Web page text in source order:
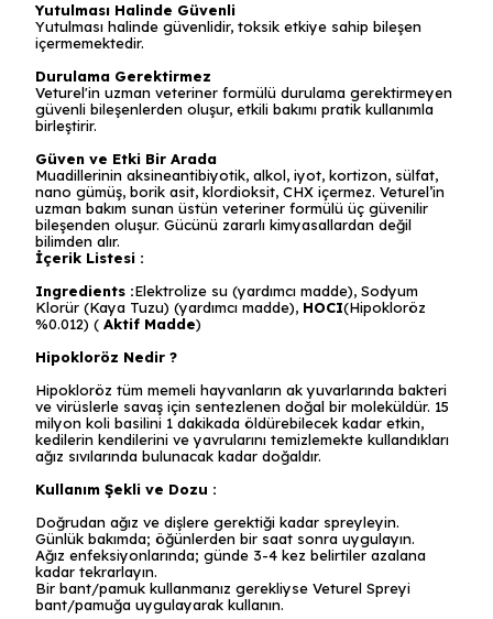
Yutulması Halinde Güvenli
Yutulması halinde güvenlidir, toksik etkiye sahip bileşen
içermemektedir.
Durulama Gerektirmez
Veturel'in uzman veteriner formülü durulama gerektirmeyen
güvenli bileşenlerden oluşur, etkili bakımı pratik kullanımla
birleştirir.
Güven ve Etki Bir Arada
Muadillerinin aksineantibiyotik, alkol, iyot, kortizon, sülfat,
nano gümüş, borik asit, klordioksit, CHX içermez. Veturel’in
uzman bakım sunan üstün veteriner formülü üç güvenilir
bileşenden oluşur. Gücünü zararlı kimyasallardan değil
bilimden alır.
İçerik Listesi :
Ingredients :Elektrolize su (yardımcı madde), Sodyum
Klorür (Kaya Tuzu) (yardımcı madde), HOCI(Hipokloröz
%0.012) ( Aktif Madde)
Hipokloröz Nedir ?
Hipokloröz tüm memeli hayvanların ak yuvarlarında bakteri
ve virüslerle savaş için sentezlenen doğal bir moleküldür. 15
milyon koli basilini 1 dakikada öldürebilecek kadar etkin,
kedilerin kendilerini ve yavrularını temizlemekte kullandıkları
ağız sıvılarında bulunacak kadar doğaldır.
Kullanım Şekli ve Dozu :
Doğrudan ağız ve dişlere gerektiği kadar spreyleyin.
Günlük bakımda; öğünlerden bir saat sonra uygulayın.
Ağız enfeksiyonlarında; günde 3-4 kez belirtiler azalana
kadar tekrarlayın.
Bir bant/pamuk kullanmanız gerekliyse Veturel Spreyi
bant/pamuğa uygulayarak kullanın.